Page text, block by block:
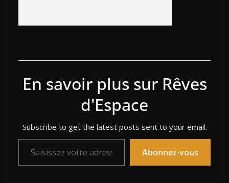
En savoir plus sur Rêves
d'Espace
Subscribe to get the latest posts sent to your email.
Saisissez votre adresse e-mail…
Abonnez-vous